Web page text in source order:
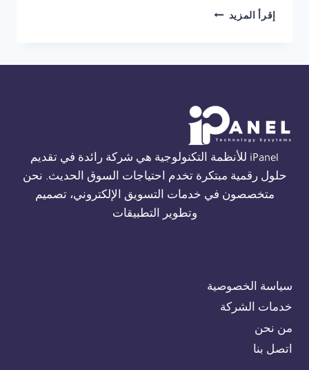
إقرأ المزيد تركيب
01554305486
iPanel للأنظمة التكنولوجية هي شركة رائدة في تقديم
حلول رقمية مبتكرة تخدم احتياجات السوق الحديث. نحن
متخصصون في خدمات التسويق الإلكتروني، تصميم
وتطوير التطبيقات
سياسة الخصوصية
خدمات الشركة
من نحن
اتصل بنا